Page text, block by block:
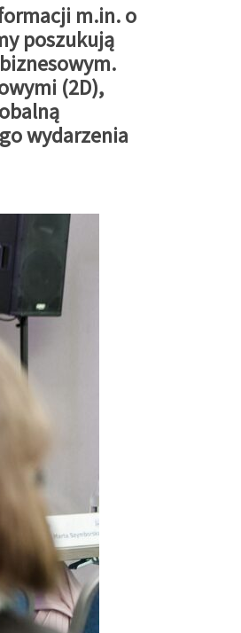
m.in. o
poszukują
(2D),
wydarzenia